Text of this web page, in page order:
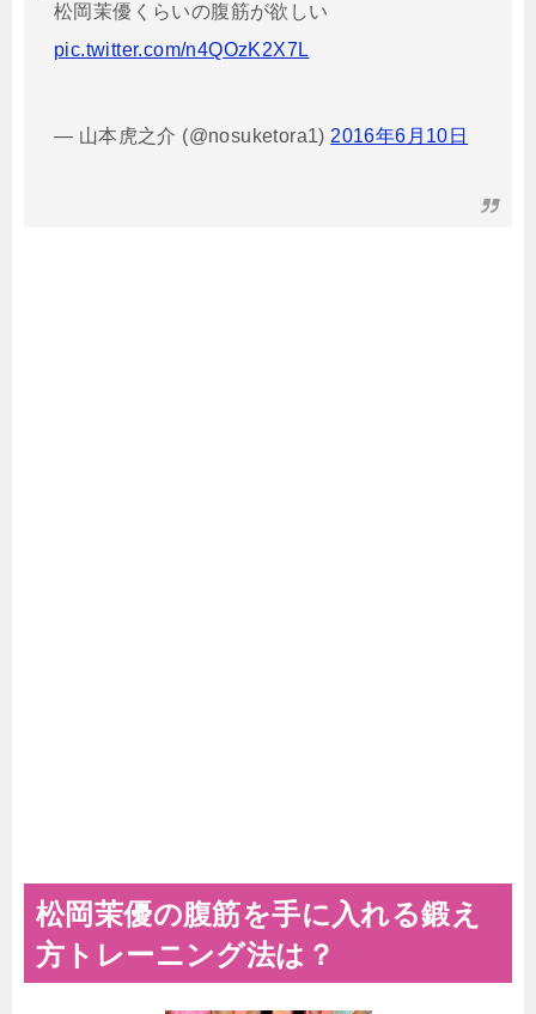
松岡茉優くらいの腹筋が欲しい
pic.twitter.com/n4QOzK2X7L
— 山本虎之介 (@nosuketora1) 2016年6月10日
松岡茉優の腹筋を手に入れる鍛え
方トレーニング法は？